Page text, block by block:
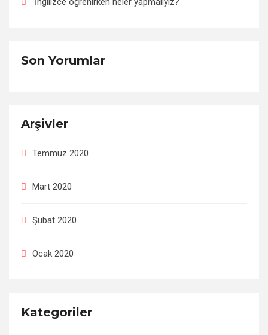
Son Yorumlar
Arşivler
Temmuz 2020
Mart 2020
Şubat 2020
Ocak 2020
Kategoriler